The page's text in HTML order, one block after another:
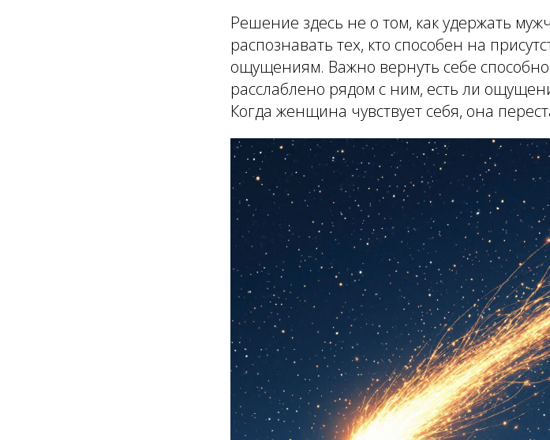
Решение здесь не о том, как удержать
распознавать тех, кто способен на
ощущениям. Важно вернуть себе
расслаблено рядом с ним, есть ли
Когда женщина чувствует себя, она